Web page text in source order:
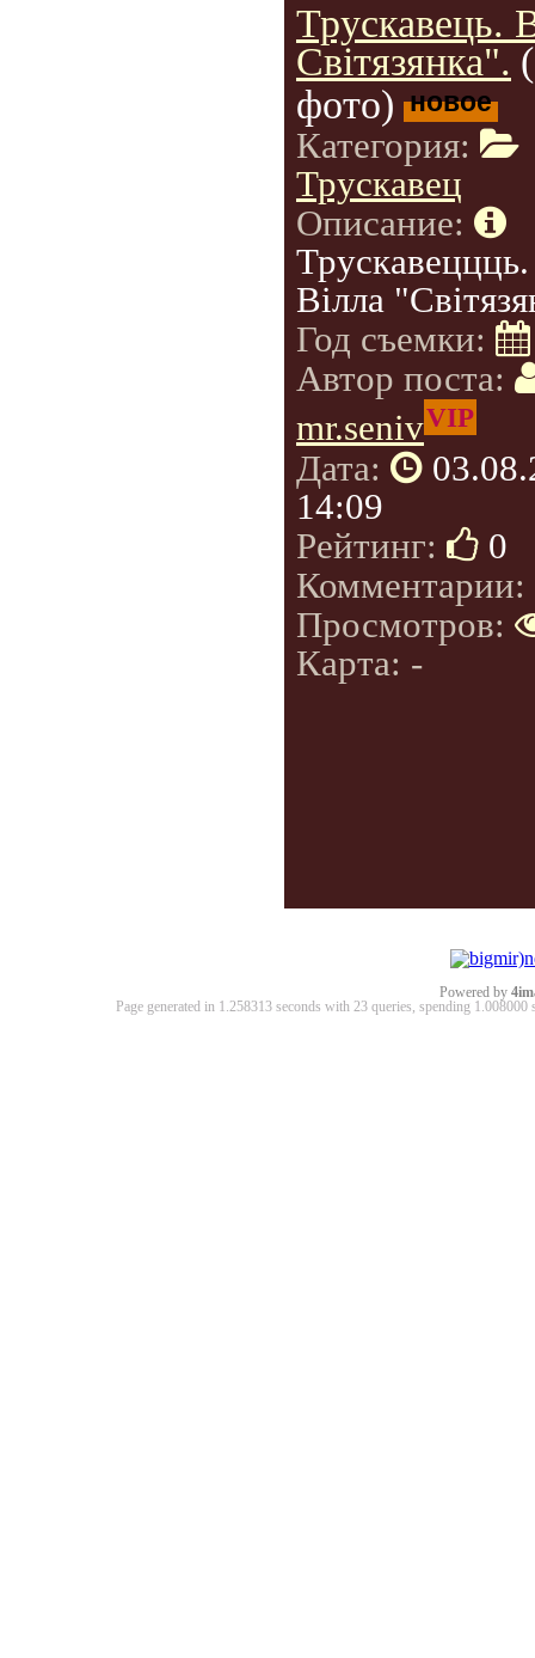
Трускавець.
Світязянка".
фото) новое
Категория:
Трускавец
Описание:
Трускавеццць.
Вілла
Год съемки:
Автор поста:
mr.senivVIP
Дата:
14:09
Рейтинг:
0
Комментарии:
Просмотров:
Карта: -
Powered by
Page generated in 1.258313 seconds with 23 queries, spending